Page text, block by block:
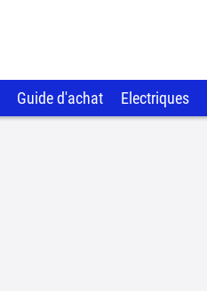
Guide d'achat Electriques